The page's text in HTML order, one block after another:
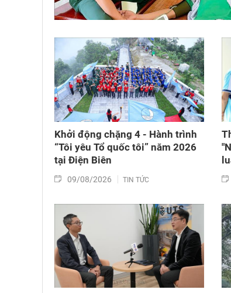
Khởi động chặng 4 - Hành trình
“Tôi yêu Tổ quốc tôi” năm 2026
tại Điện Biên
09/08/2026 TIN TỨC